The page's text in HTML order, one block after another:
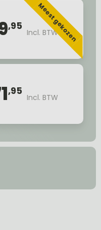
Meest gekozen
,95
Incl. BTW
,95
Incl. BTW